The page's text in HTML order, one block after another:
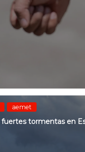
aemet
fuertes tormentas en